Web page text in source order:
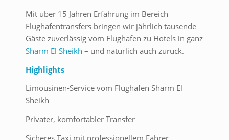
Mit über 15 Jahren Erfahrung im Bereich
Flughafentransfers bringen wir jährlich tausende
Gäste zuverlässig vom Flughafen zu Hotels in ganz
Sharm El Sheikh – und natürlich auch zurück.
Highlights
Limousinen-Service vom Flughafen Sharm El
Sheikh
Privater, komfortabler Transfer
Sicheres Taxi mit professionellem Fahrer